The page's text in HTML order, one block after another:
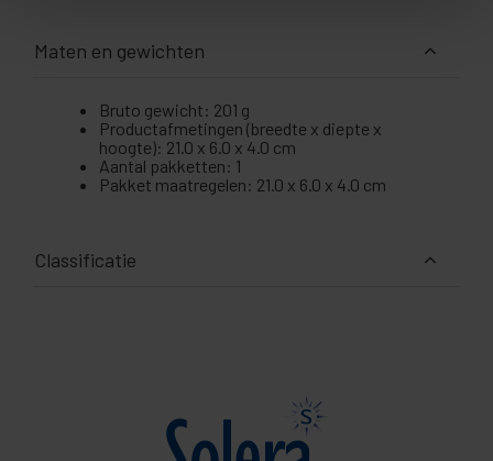
Maten en gewichten
Bruto gewicht: 201 g
Productafmetingen (breedte x diepte x
hoogte): 21.0 x 6.0 x 4.0 cm
Aantal pakketten: 1
Pakket maatregelen: 21.0 x 6.0 x 4.0 cm
Classificatie